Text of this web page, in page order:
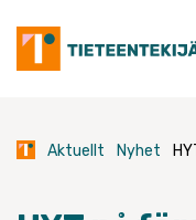
content
Aktuellt Nyhet